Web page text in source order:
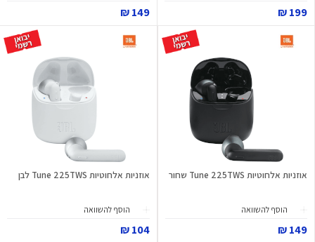
199 ₪
149 ₪
אוזניות אלחוטיות Tune 225TWS שחור
הוסף להשוואה
149 ₪
אוזניות אלחוטיות Tune 225TWS לבן
הוסף להשוואה
104 ₪